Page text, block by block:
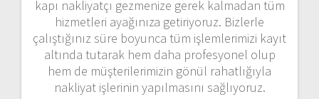
kapı nakliyatçı gezmenize gerek kalmadan tüm
hizmetleri ayağınıza getiriyoruz. Bizlerle
çalıştığınız süre boyunca tüm işlemlerimizi kayıt
altında tutarak hem daha profesyonel olup
hem de müşterilerimizin gönül rahatlığıyla
nakliyat işlerinin yapılmasını sağlıyoruz.